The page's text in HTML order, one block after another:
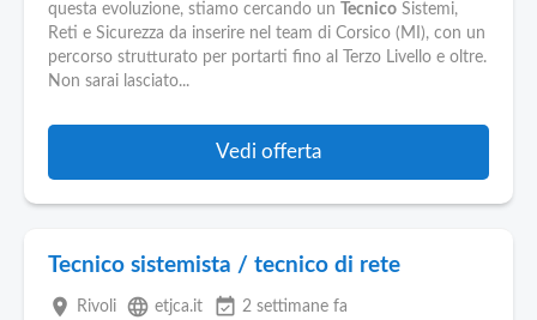
questa evoluzione, stiamo cercando un
Tecnico Sistemi,
Reti e Sicurezza da inserire nel team di Corsico (MI), con un
percorso strutturato per portarti fino al Terzo Livello e oltre.
Non sarai lasciato...
Vedi offerta
Tecnico sistemista / tecnico di rete
place Rivoli language etjca.it event_available 2 settimane fa